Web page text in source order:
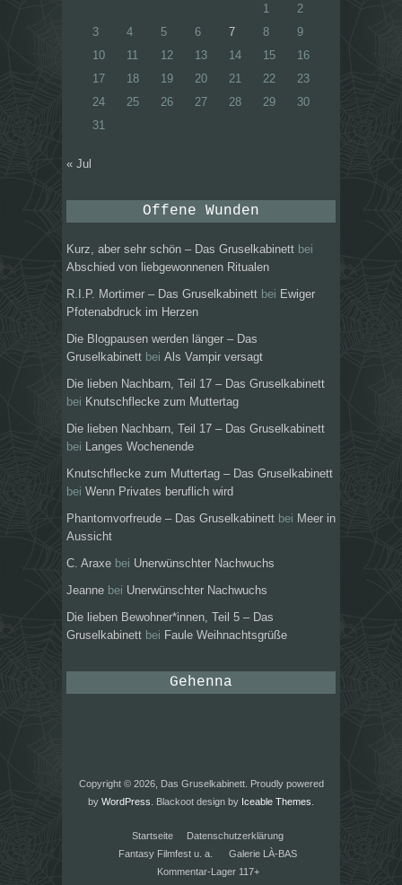
1
2
3
4 5 6 7 8
9
10
11 12 13 14 15
16
17
18 19 20 21 22
23
24
25 26 27 28 29
30
31
« Jul
Offene Wunden
Kurz, aber sehr schön – Das Gruselkabinett bei
Abschied von liebgewonnenen Ritualen
R.I.P. Mortimer – Das Gruselkabinett bei Ewiger
Pfotenabdruck im Herzen
Die Blogpausen werden länger – Das
Gruselkabinett bei Als Vampir versagt
Die lieben Nachbarn, Teil 17 – Das Gruselkabinett
bei Knutschflecke zum Muttertag
Die lieben Nachbarn, Teil 17 – Das Gruselkabinett
bei
Langes Wochenende
Knutschflecke zum Muttertag – Das Gruselkabinett
bei Wenn Privates beruflich wird
Phantomvorfreude – Das Gruselkabinett bei Meer in
Aussicht
C. Araxe bei Unerwünschter Nachwuchs
Jeanne bei Unerwünschter Nachwuchs
Die lieben Bewohner*innen, Teil 5 – Das
Gruselkabinett bei Faule Weihnachtsgrüße
Gehenna
Copyright © 2026, Das Gruselkabinett. Proudly powered
by WordPress . Blackoot design by Iceable Themes
Startseite
Datenschutzerklärung
Fantasy Filmfest u. a.
Galerie LÀ-BAS
Kommentar-Lager 117+